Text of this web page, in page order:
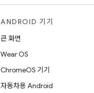
ANDROID 기기
큰 화면
Wear OS
ChromeOS 기기
자동차용 Android